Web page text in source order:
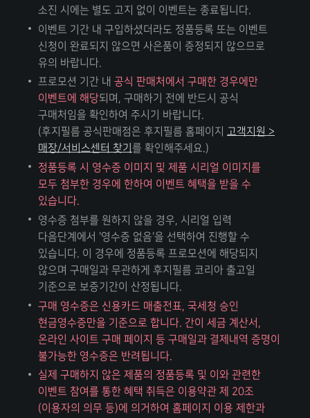
소진 시에는 별도 고지 없이 이벤트는 종료됩니다.
이벤트 기간 내 구입하셨더라도 정품등록 또는 이벤트
신청이 완료되지 않으면 사은품이 증정되지 않으므로
유의 바랍니다.
프로모션 기간 내 공식 판매처에서 구매한 경우에만
이벤트에 해당되며, 구매하기 전에 반드시 공식
구매처임을 확인하여 주시기 바랍니다.
(후지필름 공식판매점은 후지필름 홈페이지 고객지원 >
매장/서비스센터 찾기 를 확인해주세요.)
정품등록 시 영수증 이미지 및 제품 시리얼 이미지를
모두 첨부한 경우에 한하여 이벤트 혜택을 받을 수
있습니다.
영수증 첨부를 원하지 않을 경우, 시리얼 입력
다음단계에서 '영수증 없음'을 선택하여 진행할 수
있습니다. 이 경우에 정품등록 프로모션에 해당되지
않으며 구매일과 무관하게 후지필름 코리아 출고일
기준으로 보증기간이 산정됩니다.
구매 영수증은 신용카드 매출전표, 국세청 승인
현금영수증만을 기준으로 합니다. 간이 세금 계산서,
온라인 사이트 구매 페이지 등 구매일과 결제내역 증명이
불가능한 영수증은 반려됩니다.
실제 구매하지 않은 제품의 정품등록 및 이와 관련한
이벤트 참여를 통한 혜택 취득은 이용약관 제 20조
(이용자의 의무 등)에 의거하여 홈페이지 이용 제한과